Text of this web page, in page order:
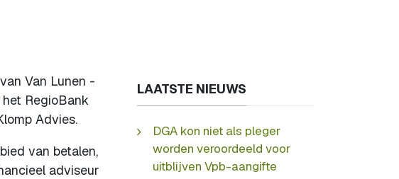
Van Lunen -
RegioBank
Advies.
van betalen,
adviseur
LAATSTE NIEUWS
DGA kon niet als pleger
worden veroordeeld voor
uitblijven Vpb-aangifte